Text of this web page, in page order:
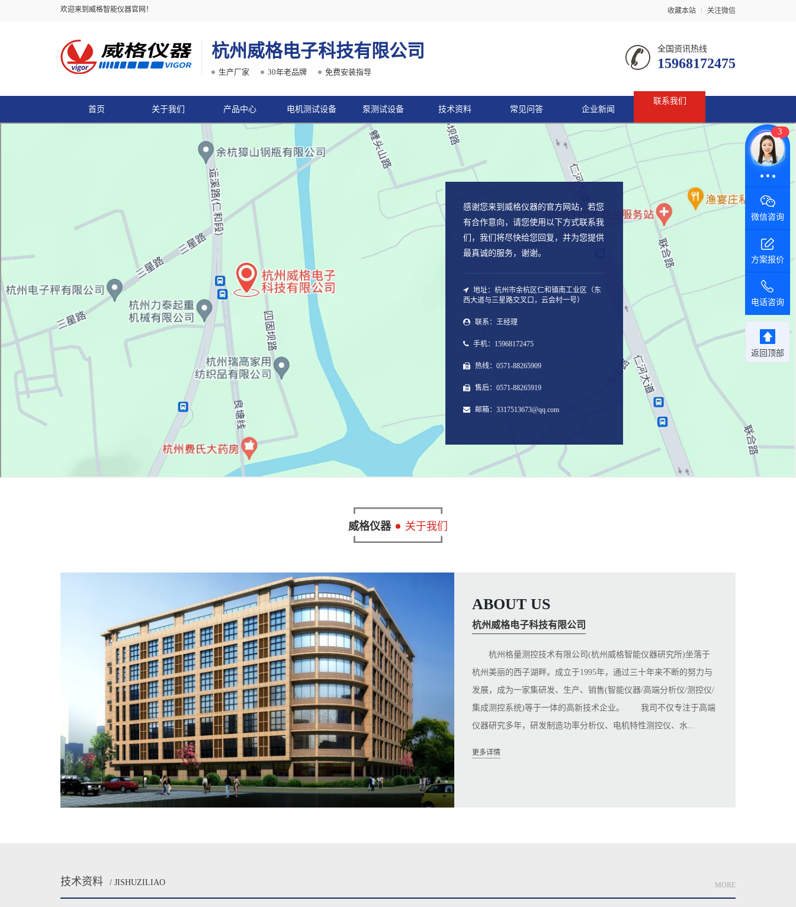
欢迎来到威格智能仪器官网！ 收藏本站 关注微信
杭州威格电子科技有限公司
生产厂家 30年老品牌 免费安装指导
全国资讯热线
15968172475
首页 关于我们 产品中心 电机测试设备 泵测试设备 技术资料 常见问答 企业新闻
联系我们
感谢您来到威格仪器的官方网站，若您
有合作意向，请您使用以下方式联系我
们，我们将尽快给您回复，并为您提供
最真诚的服务，谢谢。
地址：杭州市余杭区仁和镇南工业区（东
西大道与三星路交叉口，云会村一号）
联系：王经理
手机：15968172475
热线：0571-88265909
售后：0571-88265919
邮箱：3317513673@qq.com
威格仪器 关于我们
ABOUT US
杭州威格电子科技有限公司
杭州格量测控技术有限公司(杭州威格智能仪器研究所)坐落于
杭州美丽的西子湖畔。成立于1995年，通过三十年来不断的努力与
发展，成为一家集研发、生产、销售(智能仪器/高端分析仪/测控仪/
集成测控系统)等于一体的高新技术企业。 我司不仅专注于高端
仪器研究多年，研发制造功率分析仪、电机特性测控仪、水...
更多详情
技术资料 / JISHUZILIAO MORE
3
在线咨询
微信咨询
方案报价
电话咨询
返回顶部